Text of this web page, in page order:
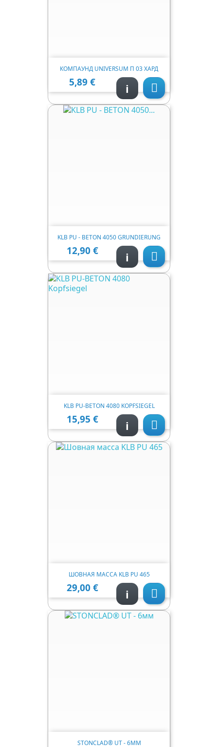
КОМПАУНД UNIVERSUM П 03 ХАРД
Ціна
5,89 € 
i
KLB PU - BETON 4050 GRUNDIERUNG
Ціна
12,90 € 
i
KLB PU-BETON 4080 KOPFSIEGEL
Ціна
15,95 € 
i
ШОВНАЯ МАССА KLB PU 465
Ціна
29,00 € 
i
STONCLAD® UT - 6ММ